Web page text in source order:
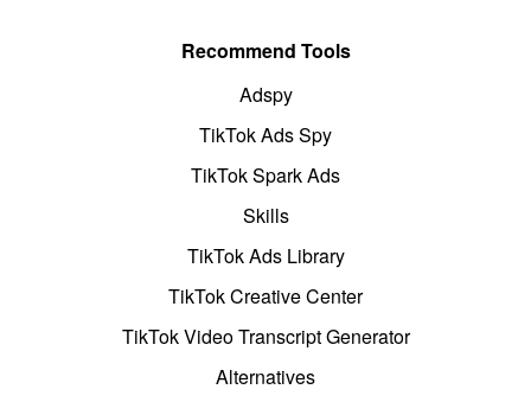
Recommend Tools
Adspy
TikTok Ads Spy
TikTok Spark Ads
Skills
TikTok Ads Library
TikTok Creative Center
TikTok Video Transcript Generator
Alternatives